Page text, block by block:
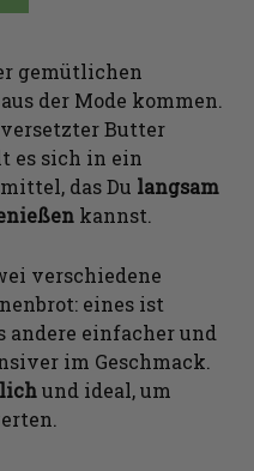
gemütlichen
der Mode kommen.
Butter
es sich in ein
das Du langsam
kannst.
verschiedene
eines ist
einfacher und
im Geschmack.
und ideal, um